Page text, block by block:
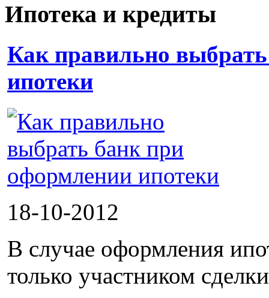
Ипотека и кредиты
Как правильно
ипотеки
18-10-2012
В случае оформления
только участником